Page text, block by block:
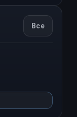
Все